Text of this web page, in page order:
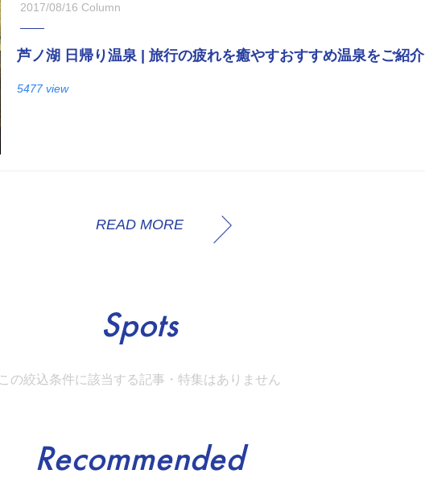
2017/08/16 Column
芦ノ湖 日帰り温泉 | 旅行の疲れを癒やすおすすめ温泉をご紹介
5477 view
READ MORE
Spots
この絞込条件に該当する記事・特集はありません
Recommended